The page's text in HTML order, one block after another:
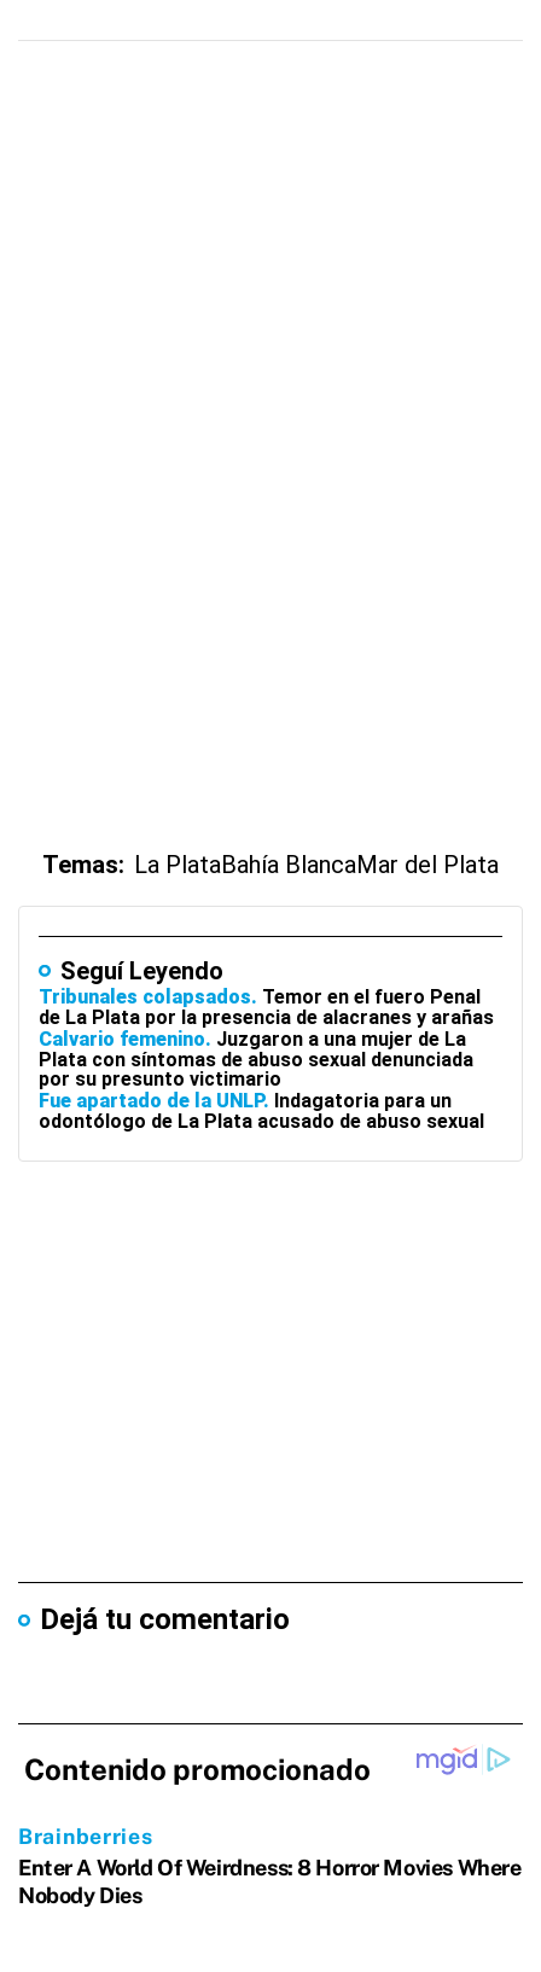
Temas: La PlataBahía BlancaMar del Plata
Seguí Leyendo
Tribunales colapsados Temor en el fuero Penal
de La Plata por la presencia de alacranes y arañas
Calvario femenino Juzgaron a una mujer de La
Plata con síntomas de abuso sexual denunciada
por su presunto victimario
Fue apartado de la UNLP Indagatoria para un
odontólogo de La Plata acusado de abuso sexual
Dejá tu comentario